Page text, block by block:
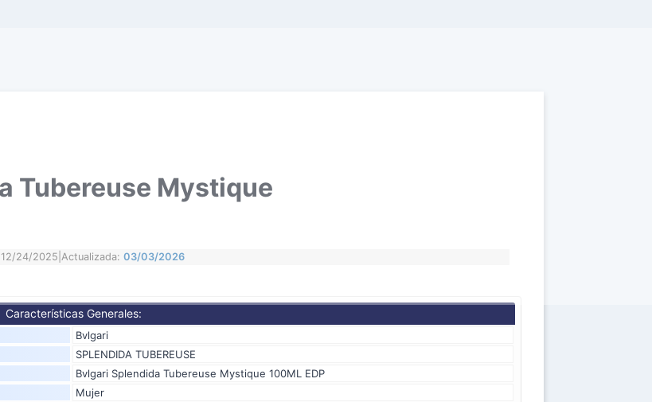
Tubereuse Mystique
24/2025 Actualizada: 03/03/2026
Características Generales:
Bvlgari
SPLENDIDA TUBEREUSE
Bvlgari Splendida Tubereuse Mystique 100ML EDP
Mujer